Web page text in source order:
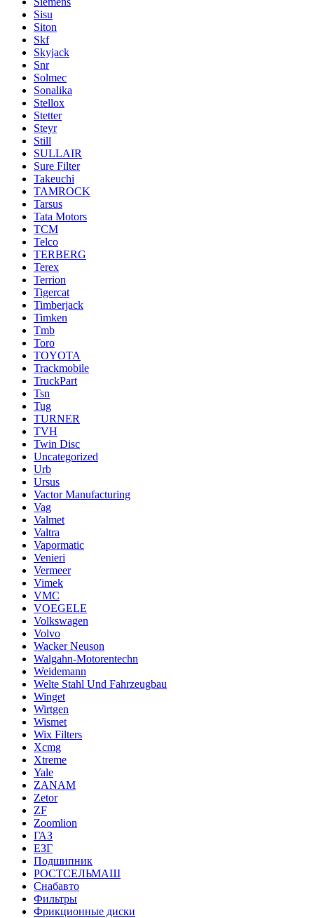
Sisu
Siton
Skf
Skyjack
Snr
Solmec
Sonalika
Stellox
Stetter
Steyr
Still
SULLAIR
Sure Filter
Takeuchi
TAMROCK
Tarsus
Tata Motors
TCM
Telco
TERBERG
Terex
Terrion
Tigercat
Timberjack
Timken
Tmb
Toro
TOYOTA
Trackmobile
TruckPart
Tsn
Tug
TURNER
TVH
Twin Disc
Uncategorized
Urb
Ursus
Vactor Manufacturing
Vag
Valmet
Valtra
Vapormatic
Venieri
Vermeer
Vimek
VMC
VOEGELE
Volkswagen
Volvo
Wacker Neuson
Walgahn-Motorentechn
Weidemann
Welte Stahl Und Fahrzeugbau
Winget
Wirtgen
Wismet
Wix Filters
Xcmg
Xtreme
Yale
ZANAM
Zetor
ZF
Zoomlion
ГАЗ
ЕЗГ
Подшипник
РОСТСЕЛЬМАШ
Снабавто
Фильтры
Фрикционные диски